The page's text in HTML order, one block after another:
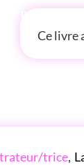
P'TITE
Ce livre
trice,